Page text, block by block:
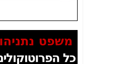
המסמכים בנושא בזק-
Yes (תיק 4000)
לאיש הלא נכון! -כאן